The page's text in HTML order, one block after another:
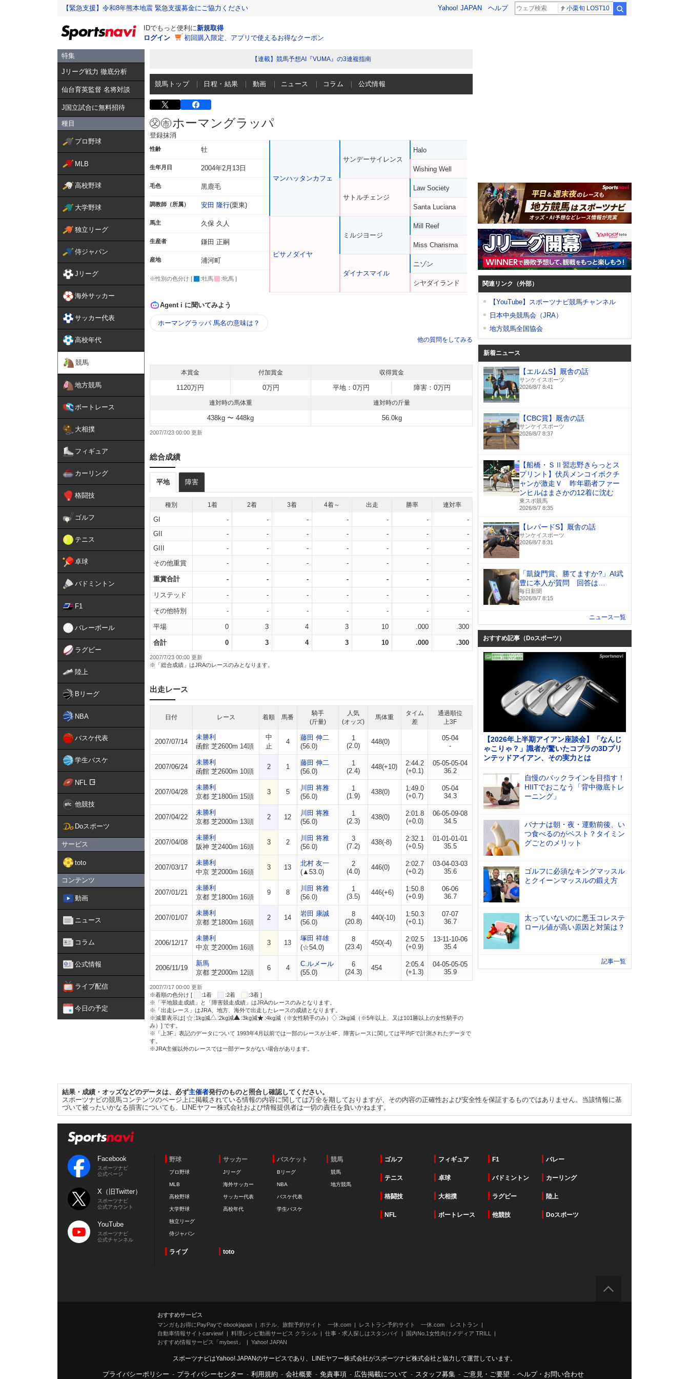
【緊急支援】令和8年熊本地震 緊急支援募金にご協力ください Yahoo! JAPAN ヘルプ 小栗旬 LOST10
IDでもっと便利に新規取得
ログイン
初回購入限定、アプリで使えるお得なクーポン
特集
Jリーグ戦力 徹底分析
仙台育英監督 名将対談
J国立試合に無料招待
種目
プロ野球
MLB
高校野球
大学野球
独立リーグ
侍ジャパン
Jリーグ
海外サッカー
サッカー代表
高校年代
競馬
地方競馬
ボートレース
大相撲
フィギュア
カーリング
格闘技
ゴルフ
テニス
卓球
バドミントン
F1
バレーボール
ラグビー
陸上
Bリーグ
NBA
バスケ代表
学生バスケ
NFL
他競技
Doスポーツ
サービス
toto
コンテンツ
動画
ニュース
コラム
公式情報
ライブ配信
今日の予定
【連載】競馬予想AI『VUMA』の3連複指南
競馬トップ 日程・結果 動画 ニュース コラム 公式情報
ホーマングラッパ
登録抹消
性齢 牡
生年月日 2004年2月13日
毛色 黒鹿毛
調教師（所属） 安田 隆行(栗東)
馬主 久保 久人
生産者 鎌田 正嗣
産地 浦河町
※性別の色分け [ :牡馬 :牝馬 ]
マンハッタンカフェ
ピサノダイヤ
サンデーサイレンス
サトルチェンジ
ミルジヨージ
ダイナスマイル
Halo
Wishing Well
Law Society
Santa Luciana
Mill Reef
Miss Charisma
ニゾン
シヤダイランド
Agent i に聞いてみよう
ホーマングラッパ 馬名の意味は？
他の質問をしてみる
本賞金 付加賞金 収得賞金
1120万円 0万円 平地：0万円 障害：0万円
連対時の馬体重 連対時の斤量
438kg 〜 448kg 56.0kg
2007/7/23 00:00
総合成績
平地 障害
種別 1着 2着 3着 4着～ 出走 勝率 連対率
GI - - - - - -
-
GII
- - - - - -
-
GIII
- - - - - -
-
その他重賞
- - - - - - -
重賞合計 - - - - - - -
リステッド - - - - - - -
その他特別 - - - - - - -
平場 0 3 4 3 10 .000 .300
合計 0 3 4 3 10 .000 .300
2007/7/23 00:00 更新
※「総合成績」はJRAのレースのみとなります。
出走レース
日付 レース 着順 馬番
騎手
(斤量)
人気
(オッズ)
馬体重
タイム
差
通過順位
上3F
2007/07/14
未勝利
函館 芝2600m 14頭
中
止
4
藤田 伸二
(56.0)
1
(2.0)
448(0)
05-04
-
2007/06/24
未勝利
函館 芝2600m 10頭
2 1
藤田 伸二
(56.0)
1
(2.4)
448(+10)
2:44.2
(+0.1)
05-05-05-04
36.2
2007/04/28
未勝利
京都 芝1800m 15頭
3 5
川田 将雅
(56.0)
1
(1.9)
438(0)
1:49.0
(+0.7)
05-04
34.3
2007/04/22
未勝利
京都 芝2000m 13頭
2 12
川田 将雅
(56.0)
1
(2.3)
438(0)
2:01.8
(+0.0)
06-05-09-08
34.5
2007/04/08
未勝利
阪神 芝2400m 16頭
3 2
川田 将雅
(56.0)
3
(7.2)
438(-8)
2:32.1
(+0.5)
01-01-01-01
35.5
2007/03/17
未勝利
中京 芝2000m 16頭
3 13
北村 友一
(▲53.0)
2
(4.0)
446(0)
2:02.7
(+0.2)
03-04-03-03
35.6
2007/01/21
未勝利
京都 芝1800m 16頭
9 8
川田 将雅
(56.0)
1
(3.5)
446(+6)
1:50.8
(+0.9)
06-06
36.7
2007/01/07
未勝利
京都 芝1800m 16頭
2 14
岩田 康誠
(56.0)
8
(20.8)
440(-10)
1:50.3
(+0.1)
07-07
36.7
2006/12/17
未勝利
中京 芝2000m 16頭
3 13
塚田 祥雄
(☆54.0)
8
(23.4)
450(-4)
2:02.5
(+0.9)
13-11-10-06
35.4
2006/11/19
新馬
京都 芝2000m 12頭
6 4
C.ルメール
(55.0)
6
(24.3)
454
2:05.4
(+1.3)
04-05-05-05
35.9
2007/7/17 00:00 更新
※着順の色分け [
:1着 :2着
:3着 ]
※「平地競走成績」と「障害競走成績」はJRAのレースのみとなります。
※「出走レース」はJRA、地方、海外で出走したレースの成績となります。
※減量表示は[
:1kg減 :2kg減 :3kg減 :4kg減（※女性騎手のみ）
:2kg減（※5年以上、又は101勝以上の女性騎手の
み）] です。
※「上3F」表記のデータについて 1993年4月以前では一部のレースが上4F、障害レースに関しては平均Fで計測されたデータで
す。
※JRA主催以外のレースでは一部データがない場合があります。
関連リンク（外部）
【YouTube】スポーツナビ競馬チャンネル
日本中央競馬会（JRA）
地方競馬全国協会
新着ニュース
【エルムS】厩舎の話
サンケイスポーツ
2026/8/7 8:41
【CBC賞】厩舎の話
サンケイスポーツ
2026/8/7 8:37
【船橋・ＳⅡ習志野きらっとス
プリント】伏兵メンコイボクチ
ャンが激走Ｖ 昨年覇者ファー
ンヒルはまさかの12着に沈む
東スポ競馬
2026/8/7 8:35
【レパードS】厩舎の話
サンケイスポーツ
2026/8/7 8:31
「凱旋門賞、勝てますか?」AI武
豊に本人が質問 回答は…
毎日新聞
2026/8/7 8:15
ニュース一覧
おすすめ記事（Doスポーツ）
【2026年上半期アイアン座談会】「なんじ
ゃこりゃ？」識者が驚いたコブラの3Dプリ
ンテッドアイアン、その実力とは
自慢のバックラインを目指す！
HIITでおこなう「背中徹底トレ
ーニング」
バナナは朝・夜・運動前後、い
つ食べるのがベスト？タイミン
グごとのメリット
ゴルフに必須なキングマッスル
とクイーンマッスルの鍛え方
太っていないのに悪玉コレステ
ロール値が高い原因と対策は？
記事一覧
結果・成績・オッズなどのデータは、必ず主催者発行のものと照合し確認してください。
スポーツナビの競馬コンテンツのページ上に掲載されている情報の内容に関しては万全を期しておりますが、その内容の正確性および安全性を保証するものではありません。当該情報に基
づいて被ったいかなる損害についても、LINEヤフー株式会社および情報提供者は一切の責任を負いかねます。
Facebook
スポーツナビ
公式ページ
X（旧Twitter）
スポーツナビ
公式アカウント
YouTube
スポーツナビ
公式チャンネル
野球
プロ野球
MLB
高校野球
大学野球
独立リーグ
侍ジャパン
サッカー
Jリーグ
海外サッカー
サッカー代表
高校年代
バスケット
Bリーグ
NBA
バスケ代表
学生バスケ
競馬
競馬
地方競馬
ゴルフ フィギュア F1 バレー
テニス 卓球 バドミントン カーリング
格闘技 大相撲 ラグビー 陸上
NFL ボートレース 他競技 Doスポーツ
ライブ toto
おすすめサービス
マンガもお得にPayPayで ebookjapan
ホテル、旅館予約サイト 一休.com
レストラン予約サイト 一休.com レストラン
自動車情報サイトcarview!
料理レシピ動画サービス クラシル 仕事・求人探しはスタンバイ
国内No.1女性向けメディア TRILL
おすすめ情報サービス「mybest」
Yahoo! JAPAN
スポーツナビはYahoo! JAPANのサービスであり、LINEヤフー株式会社がスポーツナビ株式会社と協力して運営しています。
プライバシーポリシー - プライバシーセンター - 利用規約 - 会社概要 - 免責事項 - 広告掲載について - スタッフ募集 - ご意見・ご要望 - ヘルプ・お問い合わせ